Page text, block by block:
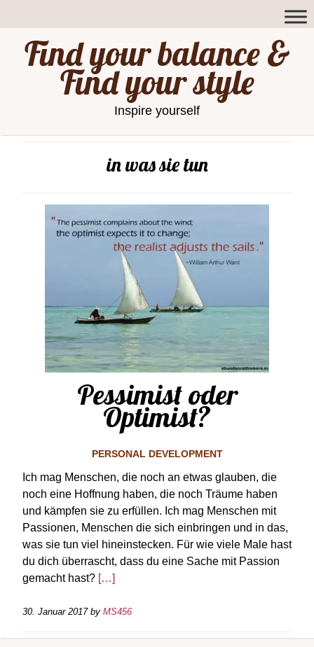
Find your balance &
Find your style
Inspire yourself
in was sie tun
Pessimist oder
Optimist?
PERSONAL DEVELOPMENT
Ich mag Menschen, die noch an etwas glauben, die
noch eine Hoffnung haben, die noch Träume haben
und kämpfen sie zu erfüllen. Ich mag Menschen mit
Passionen, Menschen die sich einbringen und in das,
was sie tun viel hineinstecken. Für wie viele Male hast
du dich überrascht, dass du eine Sache mit Passion
gemacht hast? […]
30. Januar 2017by MS456